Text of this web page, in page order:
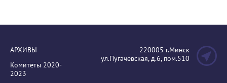
АРХИВЫ
Комитеты 2020-
2023
220005 г.Минск
ул.Пугачевская, д.6, пом.510